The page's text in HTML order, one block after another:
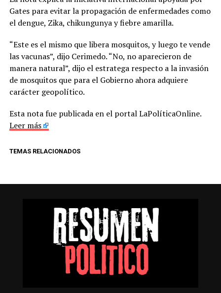
Gates para evitar la propagación de enfermedades como
el dengue, Zika, chikungunya y fiebre amarilla.
“Este es el mismo que libera mosquitos, y luego te vende
las vacunas”, dijo Cerimedo. “No, no aparecieron de
manera natural”, dijo el estratega respecto a la invasión
de mosquitos que para el Gobierno ahora adquiere
carácter geopolítico.
Esta nota fue publicada en el portal LaPolíticaOnline.
Leer más
TEMAS RELACIONADOS